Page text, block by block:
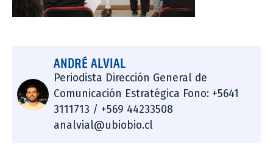
ANDRÉ ALVIAL
Periodista Dirección General de
Comunicación Estratégica Fono: +5641
3111713 / +569 44233508
analvial@ubiobio.cl